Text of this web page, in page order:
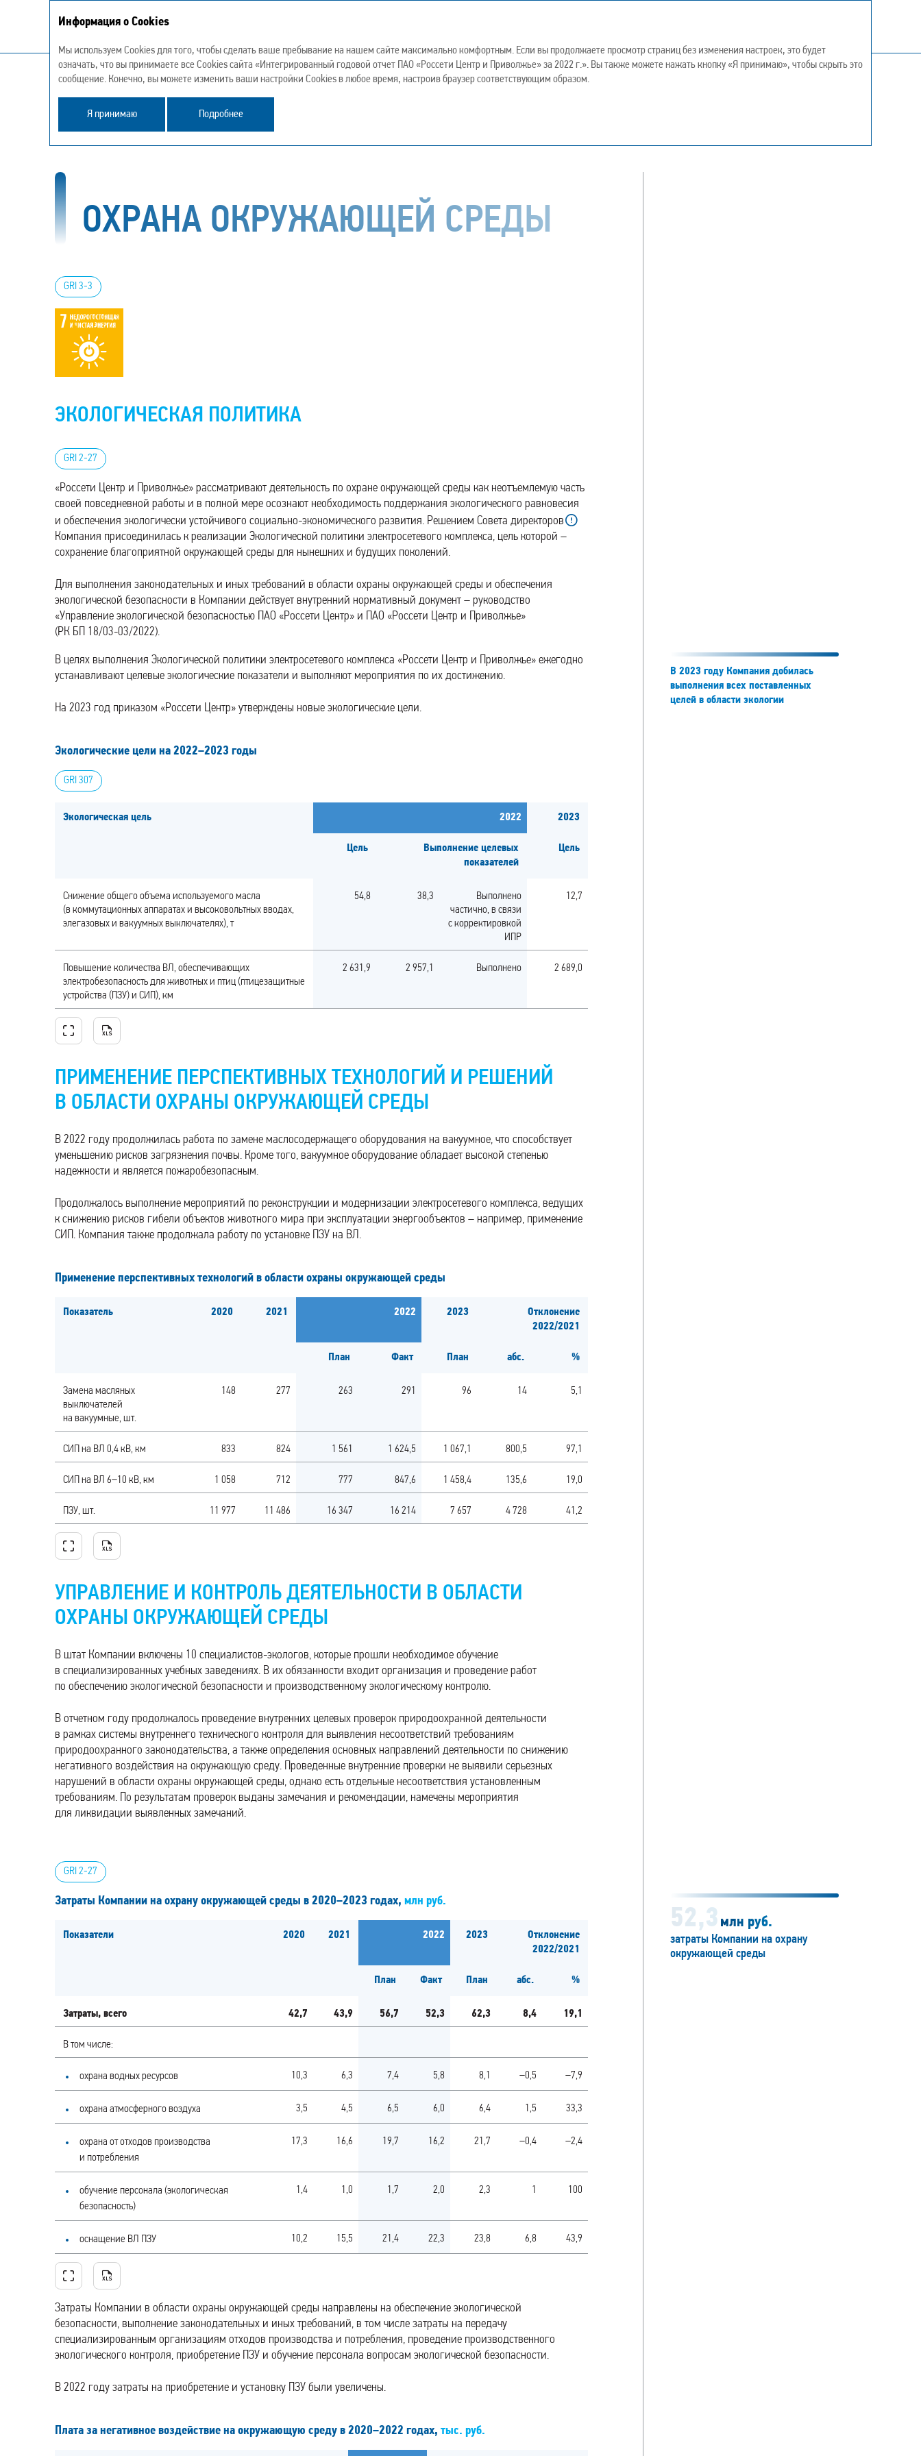
Интегрированный годовой отчет 2022
О Компании Стратегический отчет Устойчивое развитие Корпоративное управление Приложения
ОХРАНА ОКРУЖАЮЩЕЙ СРЕДЫ
GRI 3-3
ЭКОЛОГИЧЕСКАЯ ПОЛИТИКА
GRI 2-27
«Россети Центр и Приволжье» рассматривают деятельность по охране окружающей среды как неотъемлемую часть
своей повседневной работы и в полной мере осознают необходимость поддержания экологического равновесия
и обеспечения экологически устойчивого социально-экономического развития. Решением Совета директоров
Компания присоединилась к реализации Экологической политики электросетевого комплекса, цель которой –
сохранение благоприятной окружающей среды для нынешних и будущих поколений.
Для выполнения законодательных и иных требований в области охраны окружающей среды и обеспечения
экологической безопасности в Компании действует внутренний нормативный документ – руководство
«Управление экологической безопасностью ПАО «Россети Центр» и ПАО «Россети Центр и Приволжье»
(РК БП 18/03-03/2022).
В 2023 году Компания добилась
выполнения всех поставленных
целей в области экологии
В целях выполнения Экологической политики электросетевого комплекса «Россети Центр и Приволжье» ежегодно
устанавливают целевые экологические показатели и выполняют мероприятия по их достижению.
На 2023 год приказом «Россети Центр» утверждены новые экологические цели.
Экологические цели на 2022–2023 годы
GRI 307
Экологическая цель 2022 2023
Цель
Выполнение целевых
показателей
Цель
Снижение общего объема используемого масла
(в коммутационных аппаратах и высоковольтных вводах,
элегазовых и вакуумных выключателях), т
54,8 38,3
Выполнено
частично, в связи
с корректировкой
ИПР
12,7
Повышение количества ВЛ, обеспечивающих
электробезопасность для животных и птиц (птицезащитные
устройства (ПЗУ) и СИП), км
2 631,9 2 957,1 Выполнено 2 689,0
ПРИМЕНЕНИЕ ПЕРСПЕКТИВНЫХ ТЕХНОЛОГИЙ И РЕШЕНИЙ
В ОБЛАСТИ ОХРАНЫ ОКРУЖАЮЩЕЙ СРЕДЫ
В 2022 году продолжилась работа по замене маслосодержащего оборудования на вакуумное, что способствует
уменьшению рисков загрязнения почвы. Кроме того, вакуумное оборудование обладает высокой степенью
надежности и является пожаробезопасным.
Продолжалось выполнение мероприятий по реконструкции и модернизации электросетевого комплекса, ведущих
к снижению рисков гибели объектов животного мира при эксплуатации энергообъектов – например, применение
СИП. Компания также продолжала работу по установке ПЗУ на ВЛ.
Применение перспективных технологий в области охраны окружающей среды
Показатель 2020 2021 2022 2023
Отклонение
2022/2021
План Факт План абс. %
Замена масляных
выключателей
на вакуумные, шт.
148 277 263 291 96 14 5,1
СИП на ВЛ 0,4 кВ, км 833 824 1 561 1 624,5 1 067,1 800,5 97,1
СИП на ВЛ 6–10 кВ, км 1 058 712 777 847,6 1 458,4 135,6 19,0
ПЗУ, шт. 11 977 11 486 16 347 16 214 7 657 4 728 41,2
УПРАВЛЕНИЕ И КОНТРОЛЬ ДЕЯТЕЛЬНОСТИ В ОБЛАСТИ
ОХРАНЫ ОКРУЖАЮЩЕЙ СРЕДЫ
В штат Компании включены 10 специалистов-экологов, которые прошли необходимое обучение
в специализированных учебных заведениях. В их обязанности входит организация и проведение работ
по обеспечению экологической безопасности и производственному экологическому контролю.
В отчетном году продолжалось проведение внутренних целевых проверок природоохранной деятельности
в рамках системы внутреннего технического контроля для выявления несоответствий требованиям
природоохранного законодательства, а также определения основных направлений деятельности по снижению
негативного воздействия на окружающую среду. Проведенные внутренние проверки не выявили серьезных
нарушений в области охраны окружающей среды, однако есть отдельные несоответствия установленным
требованиям. По результатам проверок выданы замечания и рекомендации, намечены мероприятия
для ликвидации выявленных замечаний.
GRI 2-27
52,3 млн руб.
затраты Компании на охрану
окружающей среды
Затраты Компании на охрану окружающей среды в 2020–2023 годах, млн руб.
Показатели 2020 2021 2022 2023
Отклонение
2022/2021
План Факт План абс. %
Затраты, всего 42,7 43,9 56,7 52,3 62,3 8,4 19,1
В том числе:
охрана водных ресурсов 10,3 6,3 7,4 5,8 8,1 –0,5 –7,9
охрана атмосферного воздуха 3,5 4,5 6,5 6,0 6,4 1,5 33,3
охрана от отходов производства
и потребления
17,3 16,6 19,7 16,2 21,7 –0,4 –2,4
обучение персонала (экологическая
безопасность)
1,4 1,0 1,7 2,0 2,3 1 100
оснащение ВЛ ПЗУ 10,2 15,5 21,4 22,3 23,8 6,8 43,9
Затраты Компании в области охраны окружающей среды направлены на обеспечение экологической
безопасности, выполнение законодательных и иных требований, в том числе затраты на передачу
специализированным организациям отходов производства и потребления, проведение производственного
экологического контроля, приобретение ПЗУ и обучение персонала вопросам экологической безопасности.
В 2022 году затраты на приобретение и установку ПЗУ были увеличены.
Плата за негативное воздействие на окружающую среду в 2020–2022 годах, тыс. руб.
Информация о Cookies
Мы используем Cookies для того, чтобы сделать ваше пребывание на нашем сайте максимально комфортным. Если вы продолжаете просмотр страниц без изменения настроек, это будет
означать, что вы принимаете все Cookies сайта «Интегрированный годовой отчет ПАО «Россети Центр и Приволжье» за 2022 г.». Вы также можете нажать кнопку «Я принимаю», чтобы скрыть это
сообщение. Конечно, вы можете изменить ваши настройки Cookies в любое время, настроив браузер соответствующим образом.
Я принимаю Подробнее